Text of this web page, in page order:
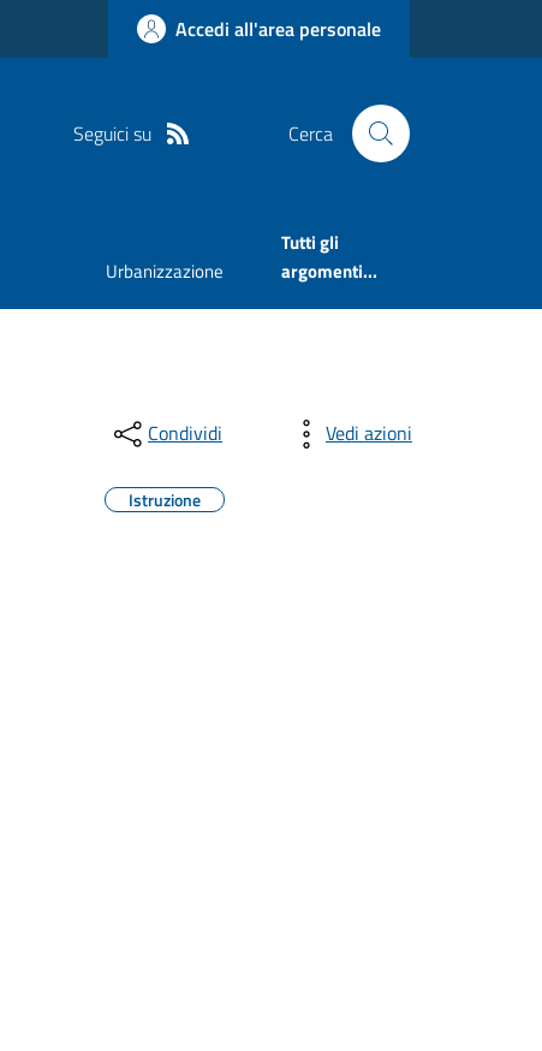
Accedi all'area personale
Seguici su Cerca
Urbanizzazione
Tutti gli
argomenti...
Condividi Vedi azioni
Istruzione